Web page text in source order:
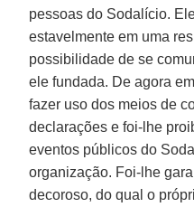
pessoas do Sodalício.
estavelmente em uma
possibilidade de se
ele fundada. De agora
fazer uso dos meios de
declarações e foi-lhe
eventos públicos do
organização. Foi-lhe
decoroso, do qual o